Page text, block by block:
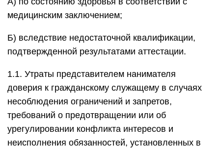
медицинским заключением;
Б) вследствие недостаточной квалификации,
подтвержденной результатами аттестации.
1.1. Утраты представителем нанимателя
доверия к гражданскому служащему в случаях
несоблюдения ограничений и запретов,
требований о предотвращении или об
урегулировании конфликта интересов и
неисполнения обязанностей, установленных в